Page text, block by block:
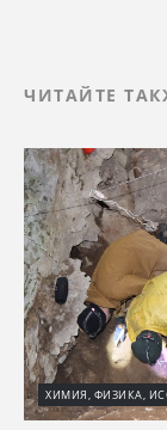
ЧИТАЙТЕ
ХИМИЯ, ФИЗИКА,